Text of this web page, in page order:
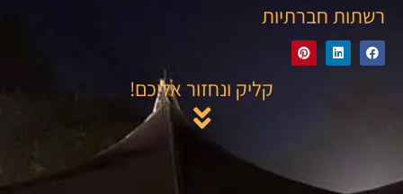
רשתות חברתיות
קליק ונחזור אליכם!